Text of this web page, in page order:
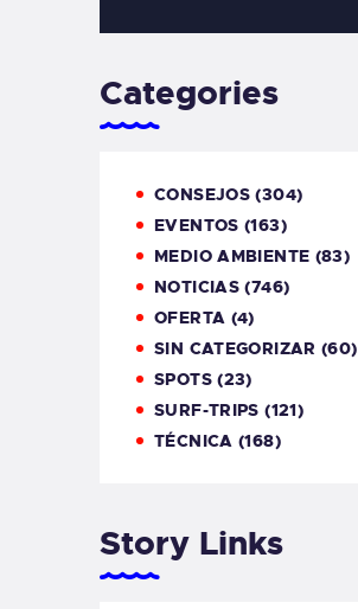
Categories
CONSEJOS (304)
EVENTOS (163)
MEDIO AMBIENTE (83)
NOTICIAS (746)
OFERTA (4)
SIN CATEGORIZAR (60)
SPOTS(23)
SURF-TRIPS (121)
TÉCNICA (168)
Story Links